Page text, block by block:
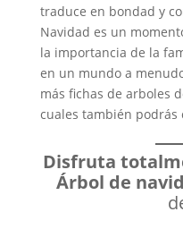
traduce en bondad y
Navidad es un
la importancia de la
en un mundo a
más fichas de arboles
cuales también podrás
Disfruta
Árbol de